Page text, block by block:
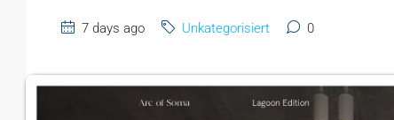
7 days ago Unkategorisiert 0